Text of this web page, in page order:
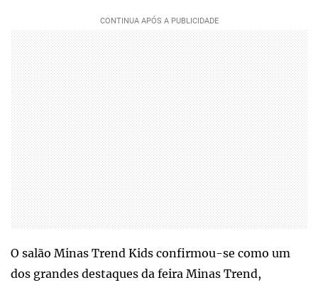
O salão Minas Trend Kids confirmou-se como um
dos grandes destaques da feira Minas Trend,